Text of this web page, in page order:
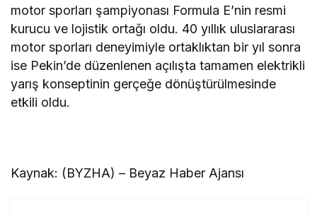
motor sporları şampiyonası Formula E’nin resmi
kurucu ve lojistik ortağı oldu. 40 yıllık uluslararası
motor sporları deneyimiyle ortaklıktan bir yıl sonra
ise Pekin’de düzenlenen açılışta tamamen elektrikli
yarış konseptinin gerçeğe dönüştürülmesinde
etkili oldu.
Kaynak: (BYZHA) – Beyaz Haber Ajansı